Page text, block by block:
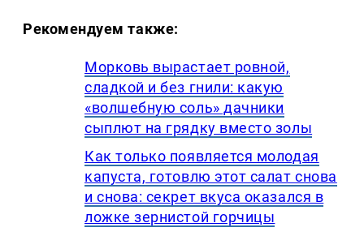
Рекомендуем также:
Морковь вырастает ровной,
сладкой и без гнили: какую
«волшебную соль» дачники
сыплют на грядку вместо золы
Как только появляется молодая
капуста, готовлю этот салат снова
и снова: секрет вкуса оказался в
ложке зернистой горчицы